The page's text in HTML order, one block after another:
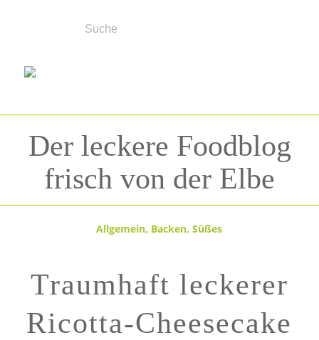
Der leckere Foodblog
frisch von der Elbe
Allgemein, Backen,Süßes
Traumhaft leckerer
Ricotta-Cheesecake